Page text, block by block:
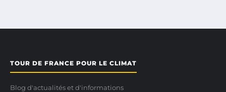
TOUR DE FRANCE POUR LE CLIMAT
Blog d'actualités et d'informations